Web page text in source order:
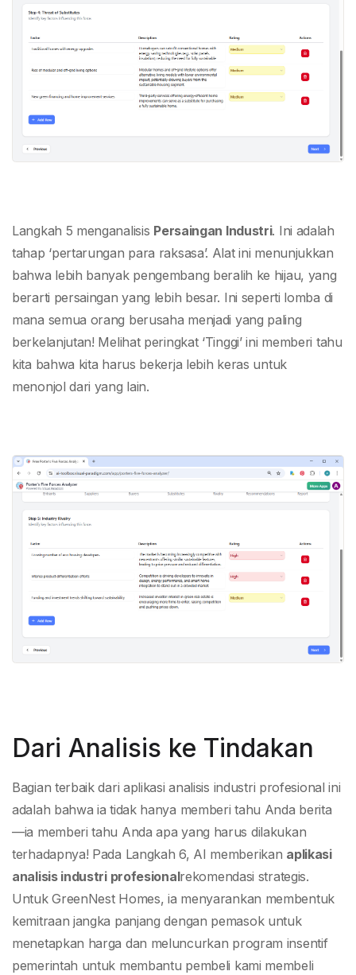
Langkah 5 menganalisis Persaingan Industri. Ini adalah
tahap ‘pertarungan para raksasa’. Alat ini menunjukkan
bahwa lebih banyak pengembang beralih ke hijau, yang
berarti persaingan yang lebih besar. Ini seperti lomba di
mana semua orang berusaha menjadi yang paling
berkelanjutan! Melihat peringkat ‘Tinggi’ ini memberi tahu
kita bahwa kita harus bekerja lebih keras untuk
menonjol dari yang lain.
Dari Analisis ke Tindakan
Bagian terbaik dari aplikasi analisis industri profesional ini
adalah bahwa ia tidak hanya memberi tahu Anda berita
—ia memberi tahu Anda apa yang harus dilakukan
terhadapnya! Pada Langkah 6, AI memberikan aplikasi
analisis industri profesionalrekomendasi strategis.
Untuk GreenNest Homes, ia menyarankan membentuk
kemitraan jangka panjang dengan pemasok untuk
menetapkan harga dan meluncurkan program insentif
pemerintah untuk membantu pembeli kami membeli